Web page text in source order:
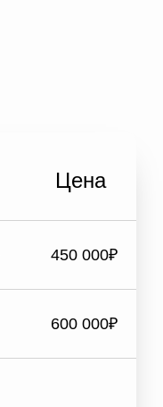
Цена
450 000₽
600 000₽